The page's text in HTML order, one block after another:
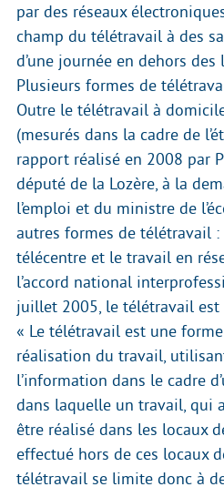
par des réseaux
champ du télétravail à des
d’une journée en dehors des
Plusieurs formes de
Outre le télétravail à
(mesurés dans la cadre de
rapport réalisé en 2008 par
député de la Lozère, à la
l’emploi et du ministre de
autres formes de télétravail
télécentre et le travail en
l’accord national
juillet 2005, le télétravail
« Le télétravail est une
réalisation du travail,
l’information dans le cadre
dans laquelle un travail, qui
être réalisé dans les locaux
effectué hors de ces locaux
télétravail se limite donc à